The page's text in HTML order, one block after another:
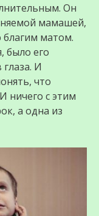
Он
мамашей,
благим матом.
было его
И
что
ничего с этим
а одна из